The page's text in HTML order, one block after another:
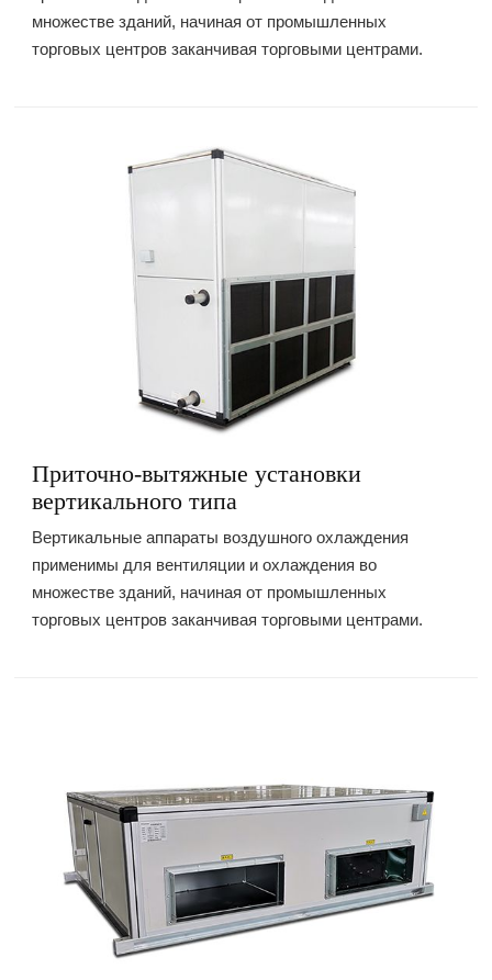
множестве зданий, начиная от промышленных
торговых центров заканчивая торговыми центрами.
Приточно-вытяжные установки
вертикального типа
Вертикальные аппараты воздушного охлаждения
применимы для вентиляции и охлаждения во
множестве зданий, начиная от промышленных
торговых центров заканчивая торговыми центрами.